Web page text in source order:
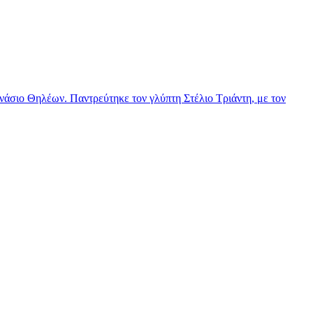
Θηλέων. Παντρεύτηκε τον γλύπτη Στέλιο Τριάντη, με τον